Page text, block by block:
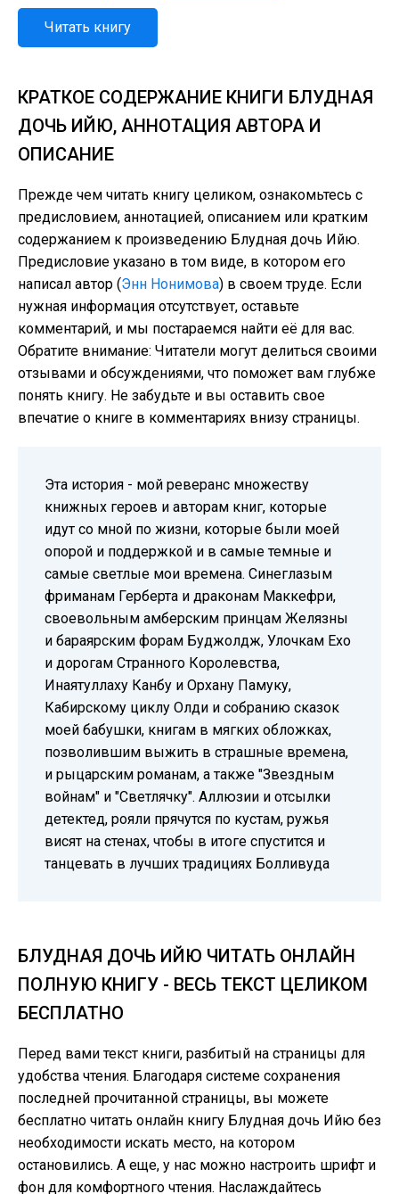
Читать книгу
КРАТКОЕ СОДЕРЖАНИЕ КНИГИ БЛУДНАЯ
ДОЧЬ ИЙЮ, АННОТАЦИЯ АВТОРА И
ОПИСАНИЕ
Прежде чем читать книгу целиком, ознакомьтесь с
предисловием, аннотацией, описанием или кратким
содержанием к произведению Блудная дочь Ийю.
Предисловие указано в том виде, в котором его
написал автор (Энн Нонимова) в своем труде. Если
нужная информация отсутствует, оставьте
комментарий, и мы постараемся найти её для вас.
Обратите внимание: Читатели могут делиться своими
отзывами и обсуждениями, что поможет вам глубже
понять книгу. Не забудьте и вы оставить свое
впечатие о книге в комментариях внизу страницы.
Эта история - мой реверанс множеству
книжных героев и авторам книг, которые
идут со мной по жизни, которые были моей
опорой и поддержкой и в самые темные и
самые светлые мои времена. Синеглазым
фриманам Герберта и драконам Маккефри,
своевольным амберским принцам Желязны
и бараярским форам Буджолдж, Улочкам Ехо
и дорогам Странного Королевства,
Инаятуллаху Канбу и Орхану Памуку,
Кабирскому циклу Олди и собранию сказок
моей бабушки, книгам в мягких обложках,
позволившим выжить в страшные времена,
и рыцарским романам, а также "Звездным
войнам" и "Светлячку". Аллюзии и отсылки
детектед, рояли прячутся по кустам, ружья
висят на стенах, чтобы в итоге спустится и
танцевать в лучших традициях Болливуда
БЛУДНАЯ ДОЧЬ ИЙЮ ЧИТАТЬ ОНЛАЙН
ПОЛНУЮ КНИГУ - ВЕСЬ ТЕКСТ ЦЕЛИКОМ
БЕСПЛАТНО
Перед вами текст книги, разбитый на страницы для
удобства чтения. Благодаря системе сохранения
последней прочитанной страницы, вы можете
бесплатно читать онлайн книгу Блудная дочь Ийю без
необходимости искать место, на котором
остановились. А еще, у нас можно настроить шрифт и
фон для комфортного чтения. Наслаждайтесь